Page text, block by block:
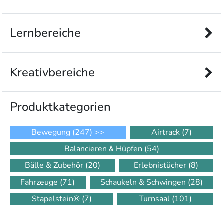
Lernbereiche
Kreativbereiche
Produkt­kategorien
Bewegung (247) >> Airtrack (7)
Balancieren & Hüpfen (54)
Bälle & Zubehör (20) Erlebnistücher (8)
Fahrzeuge (71) Schaukeln & Schwingen (28)
Stapelstein® (7) Turnsaal (101)